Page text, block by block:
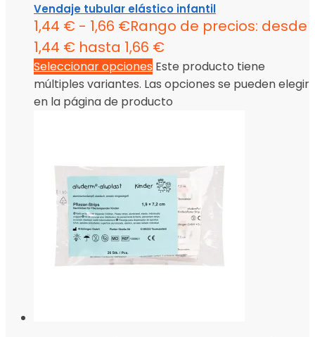
Vendaje tubular elástico infantil
1,44 € - 1,66 €Rango de precios: desde
1,44 € hasta 1,66 €
Seleccionar opciones Este producto tiene
múltiples variantes. Las opciones se pueden elegir
en la página de producto